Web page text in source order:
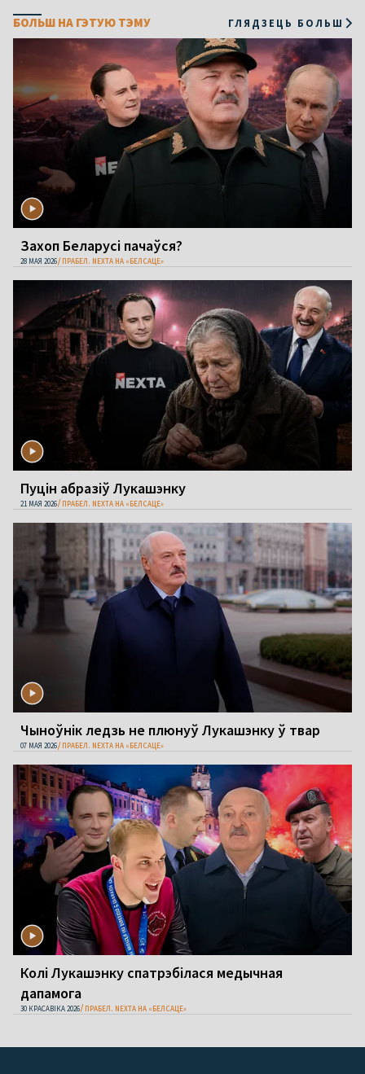
БОЛЬШ НА ГЭТУЮ ТЭМУ ГЛЯДЗЕЦЬ БОЛЬШ
Захоп Беларусі пачаўся?
28 МАЯ 2026 ПРАБЕЛ. NEXTA НА «БЕЛСАЦЕ»
Пуцін абразіў Лукашэнку
21 МАЯ 2026 ПРАБЕЛ. NEXTA НА «БЕЛСАЦЕ»
Чыноўнік ледзь не плюнуў Лукашэнку ў твар
07 МАЯ 2026 ПРАБЕЛ. NEXTA НА «БЕЛСАЦЕ»
Колі Лукашэнку спатрэбілася медычная
дапамога
30 КРАСАВІКА 2026 ПРАБЕЛ. NEXTA НА «БЕЛСАЦЕ»